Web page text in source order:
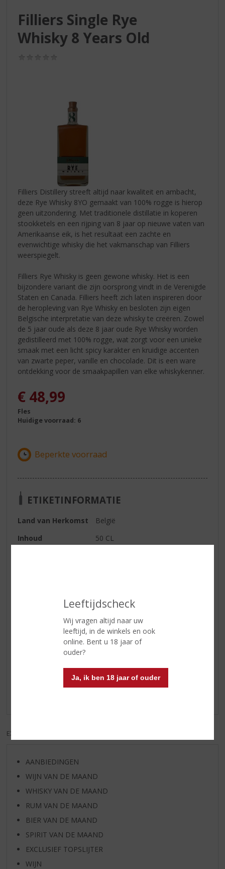
Leeftijdscheck
Wij vragen altijd naar uw
leeftijd, in de winkels en ook
online. Bent u 18 jaar of
ouder?
Ja, ik ben 18 jaar of ouder
Filliers Single Rye
Whisky 8 Years Old
Filliers Distillery streeft altijd naar kwaliteit en ambacht,
deze Rye Whisky 8YO gemaakt van 100% rogge is hierop
geen uitzondering. Met traditionele distillatie in koperen
stookketels en een rijping van 8 jaar op nieuwe vaten van
Amerikaanse eik, is het resultaat een zachte en
evenwichtige whisky die het vakmanschap van Filliers
weerspiegelt.
Filliers Rye Whisky is geen gewone whisky. Het is een
bijzondere variant die zijn oorsprong vindt in de Verenigde
Staten en Canada. Filliers heeft zich laten inspireren door
de heropleving van Rye Whisky en besloten zijn eigen
Belgische interpretatie van deze whisky te creëren. Zowel
de 5 jaar oude als deze 8 jaar oude Rye Whisky worden
gedistilleerd met 100% rogge, wat zorgt voor een unieke
smaak met een licht spicy karakter en kruidige accenten
van zwarte peper, vanille en chocolade. Dit is een ware
ontdekking voor de smaakpapillen van elke whiskykenner.
€ 48,99
Fles
Huidige voorraad: 6
ETIKETINFORMATIE
Land van Herkomst
België
Inhoud
50 CL
zwarte peper
lang en warm
Reviews
Schrijf een review
EXCL. BTW
AANBIEDINGEN
WIJN VAN DE MAAND
WHISKY VAN DE MAAND
RUM VAN DE MAAND
BIER VAN DE MAAND
SPIRIT VAN DE MAAND
EXCLUSIEF TOPSLIJTER
WIJN